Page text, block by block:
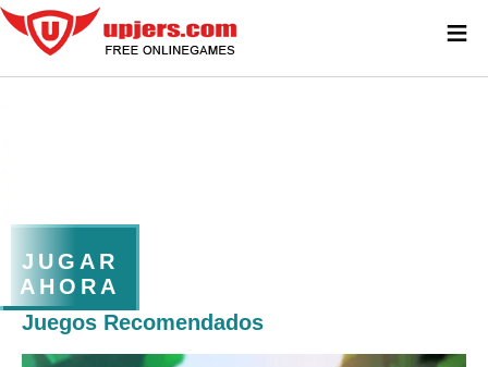
JUGAR
AHORA
Juegos Recomendados
≡